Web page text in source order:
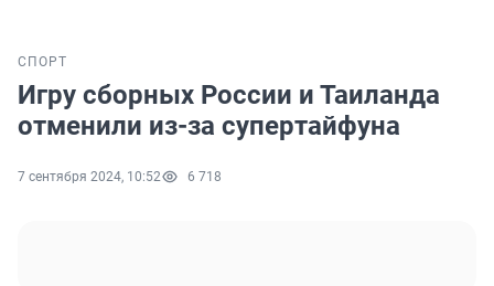
СПОРТ
Игру сборных России и Таиланда
отменили из-за супертайфуна
7 сентября 2024, 10:52 6 718